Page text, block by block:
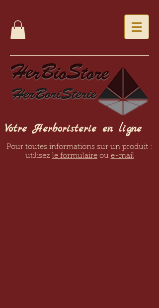
Votre Herboristerie en ligne
Pour toutes informations sur un produit :
utilisez le formulaireou e-mail